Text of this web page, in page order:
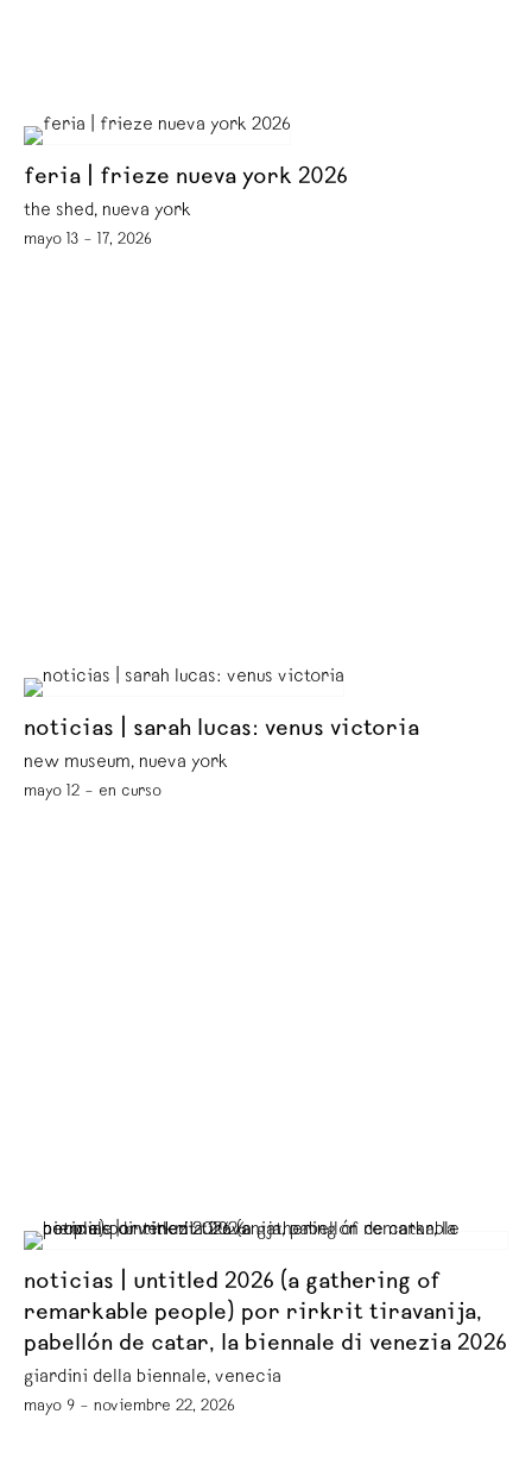
feria | frieze nueva york 2026
the shed, nueva york
mayo 13 – 17, 2026
noticias | sarah lucas: venus victoria
new museum, nueva york
mayo 12 – en curso
noticias | untitled 2026 (a gathering of
remarkable people) por rirkrit tiravanija,
pabellón de catar, la biennale di venezia 2026
giardini della biennale, venecia
mayo 9 – noviembre 22, 2026